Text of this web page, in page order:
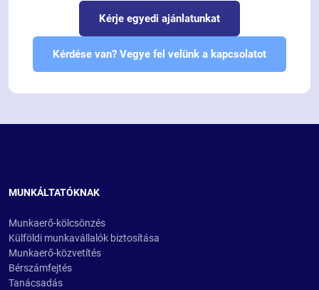
Kérje egyedi ajánlatunkat
Kérdése van? Vegye fel velünk a kapcsolatot
MUNKÁLTATÓKNAK
Munkaerő-kölcsönzés
Külföldi munkavállalók biztosítása
Munkaerő-közvetítés
Bérszámfejtés
Tanácsadás